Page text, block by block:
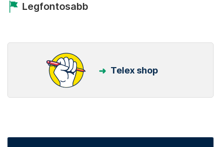
Legfontosabb
Telex shop